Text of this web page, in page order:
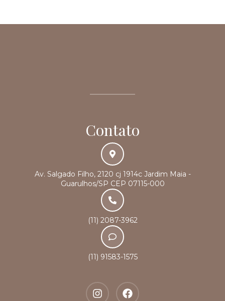
Contato
Av. Salgado Filho, 2120 cj 1914c Jardim Maia -
Guarulhos/SP CEP 07115-000
(11) 2087-3962
(11) 91583-1575